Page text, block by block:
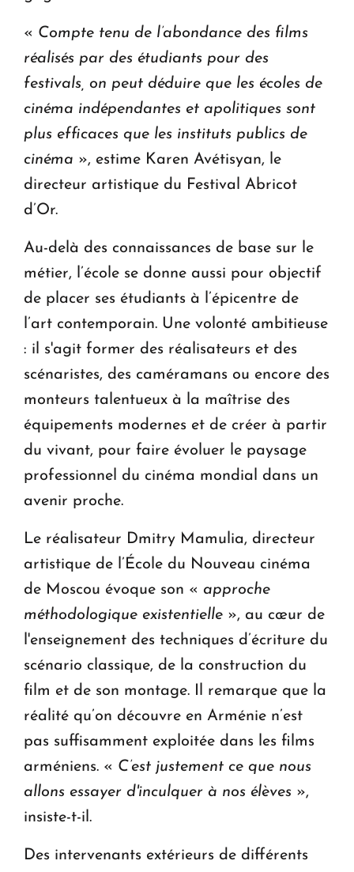
« Compte tenu de l’abondance des films
réalisés par des étudiants pour des
festivals, on peut déduire que les écoles de
cinéma indépendantes et apolitiques sont
plus efficaces que les instituts publics de
cinéma », estime Karen Avétisyan, le
directeur artistique du Festival Abricot
d’Or.
Au-delà des connaissances de base sur le
métier, l’école se donne aussi pour objectif
de placer ses étudiants à l’épicentre de
l’art contemporain. Une volonté ambitieuse
: il s'agit former des réalisateurs et des
scénaristes, des caméramans ou encore des
monteurs talentueux à la maîtrise des
équipements modernes et de créer à partir
du vivant, pour faire évoluer le paysage
professionnel du cinéma mondial dans un
avenir proche.
Le réalisateur Dmitry Mamulia, directeur
artistique de l’École du Nouveau cinéma
de Moscou évoque son « approche
méthodologique existentielle », au cœur de
l'enseignement des techniques d’écriture du
scénario classique, de la construction du
film et de son montage. Il remarque que la
réalité qu’on découvre en Arménie n’est
pas suffisamment exploitée dans les films
arméniens. « C’est justement ce que nous
allons essayer d'inculquer à nos élèves »,
insiste-t-il.
Des intervenants extérieurs de différents